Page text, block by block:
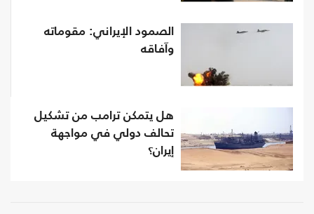
الصمود الإيراني: مقوماته
وآفاقه
هل يتمكن ترامب من تشكيل
تحالف دولي في مواجهة
إيران؟